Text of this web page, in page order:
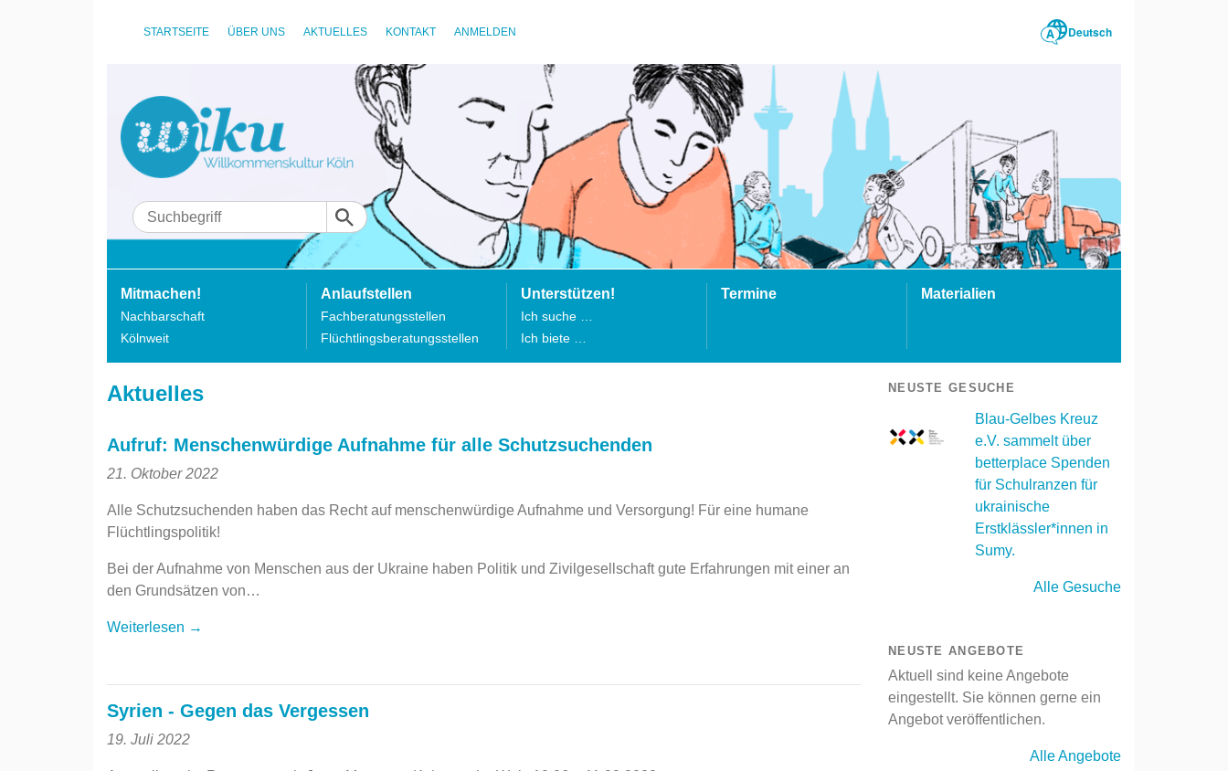
STARTSEITE ÜBER UNS AKTUELLES KONTAKT ANMELDEN Deutsch
Mitmachen!
Nachbarschaft
Kölnweit
Anlaufstellen
Fachberatungsstellen
Flüchtlingsberatungsstellen
Unterstützen!
Ich suche …
Ich biete …
Termine Materialien
Aktuelles
Aufruf: Menschenwürdige Aufnahme für alle Schutzsuchenden
21. Oktober 2022
Alle Schutzsuchenden haben das Recht auf menschenwürdige Aufnahme und Versorgung! Für eine humane
Flüchtlingspolitik!
Bei der Aufnahme von Menschen aus der Ukraine haben Politik und Zivilgesellschaft gute Erfahrungen mit einer an
den Grundsätzen von…
Weiterlesen →
Syrien - Gegen das Vergessen
19. Juli 2022
NEUSTE GESUCHE
Blau-Gelbes Kreuz
e.V. sammelt über
betterplace Spenden
für Schulranzen für
ukrainische
Erstklässler*innen in
Sumy.
Alle Gesuche
NEUSTE ANGEBOTE
Aktuell sind keine Angebote
eingestellt. Sie können gerne ein
Angebot veröffentlichen.
Alle Angebote